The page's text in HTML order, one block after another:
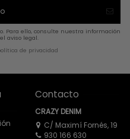
Para ello, consulte nuestra información
aviso legal.
de privacidad
Contacto
CRAZY DENIM
C/ Maximí Fornés, 19
930 166 630